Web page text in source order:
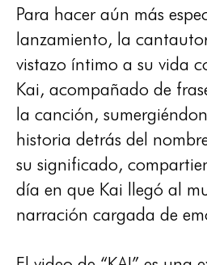
Para hacer aún más
lanzamiento, la
vistazo íntimo a su vida
Kai, acompañado de
la canción,
historia detrás del
su significado,
día en que Kai llegó al
narración cargada de